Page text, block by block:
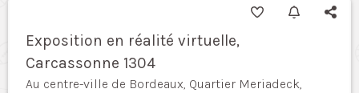
Exposition en réalité virtuelle,
Carcassonne 1304
Au centre-ville de Bordeaux, Quartier Meriadeck,